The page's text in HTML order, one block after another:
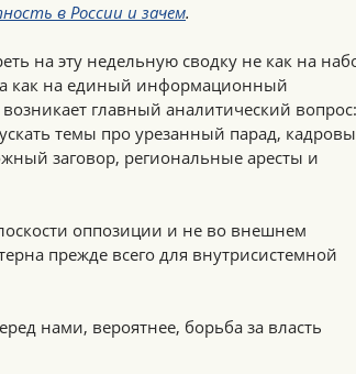
в России и зачем.
на эту недельную сводку не как на
а как на единый информационный
возникает главный аналитический вопрос:
темы про урезанный парад,
заговор, региональные аресты и
оппозиции и не во внешнем
прежде всего для внутрисистемной
нами, вероятнее, борьба за власть